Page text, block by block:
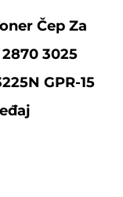
Čep Za
3025
GPR-15